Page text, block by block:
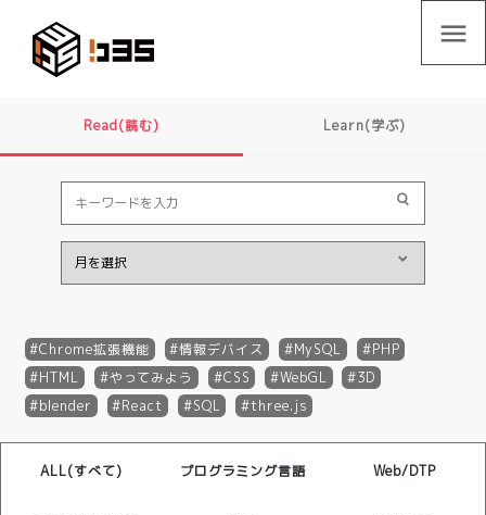
menu
Read(読む) Learn(学ぶ)
Chrome拡張機能 情報デバイス MySQL
PHP
HTML
やってみよう CSS WebGL
3D
blender
React SQL three.js
ALL(すべて) プログラミング言語 Web/DTP